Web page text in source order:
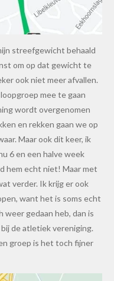
streefgewicht behaald
om op dat gewicht te
ook niet meer afvallen.
mee te gaan
wordt overgenomen
en rekken gaan we op
Maar ook dit keer, ik
6 en een halve week
hem echt niet! Maar met
verder. Ik krijg er ook
want het is soms echt
weer gedaan heb, dan is
de atletiek vereniging.
groep is het toch fijner